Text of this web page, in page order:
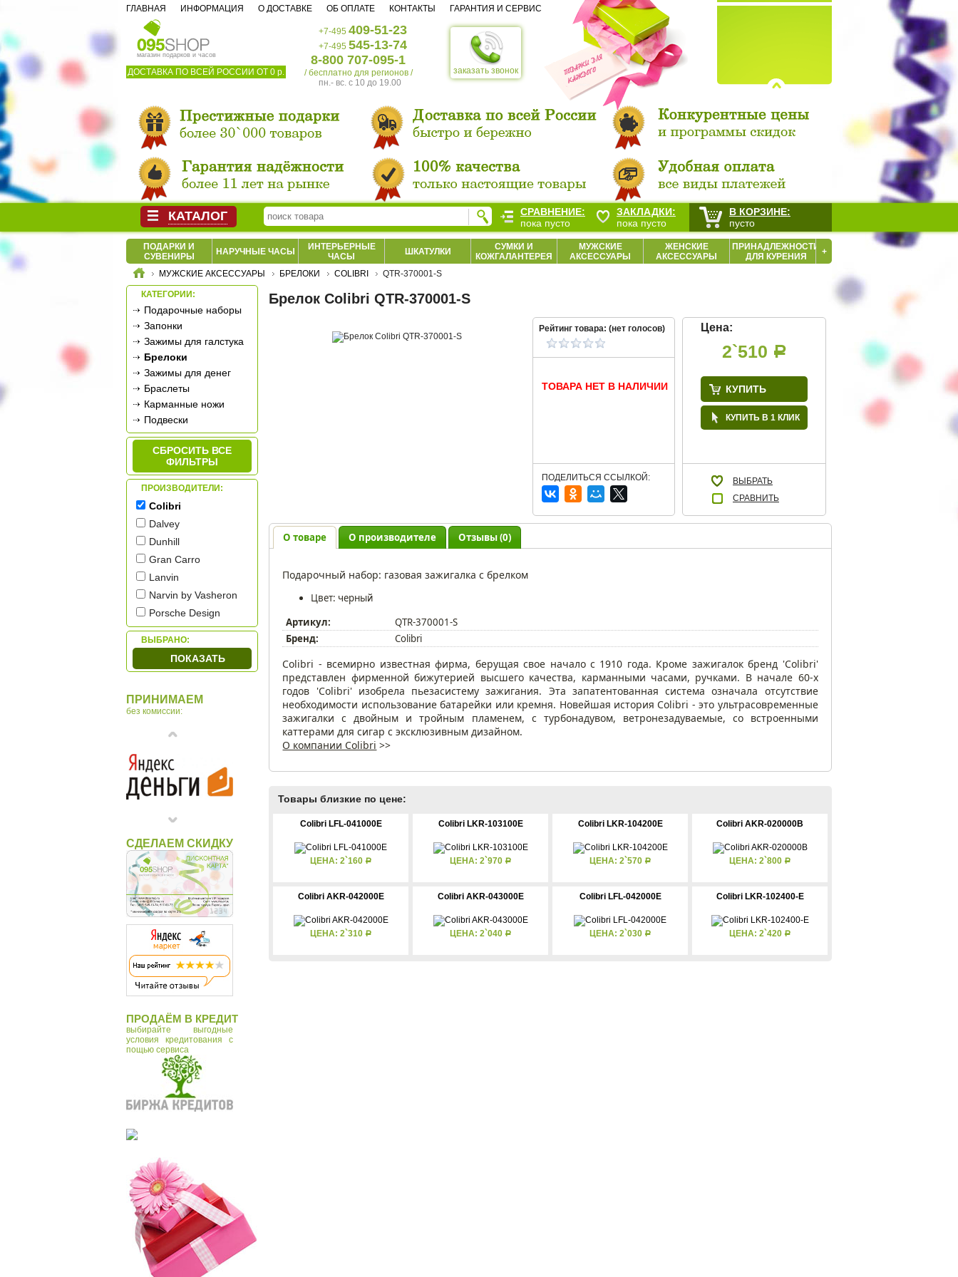
магазин подарков и часов
ДОСТАВКА ПО ВСЕЙ РОССИИ ОТ 0 р. заказать звонок
+7-495 409-51-23
+7-495 545-13-74
8-800 707-095-1
/ бесплатно для регионов /
пн.- вс. c 10 до 19.00
ГЛАВНАЯ ИНФОРМАЦИЯ О ДОСТАВКЕ ОБ ОПЛАТЕ КОНТАКТЫ ГАРАНТИЯ И СЕРВИС
ПОДАРКИ И
СУВЕНИРЫ
НАРУЧНЫЕ ЧАСЫ
ИНТЕРЬЕРНЫЕ
ЧАСЫ
ШКАТУЛКИ
СУМКИ И
КОЖГАЛАНТЕРЕЯ
МУЖСКИЕ
АКСЕССУАРЫ
ЖЕНСКИЕ
АКСЕССУАРЫ
ПРИНАДЛЕЖНОСТИ
ДЛЯ КУРЕНИЯ
+
МУЖСКИЕ АКСЕССУАРЫ БРЕЛОКИ COLIBRI QTR-370001-S
КАТЕГОРИИ:
Подарочные наборы
Запонки
Зажимы для галстука
Брелоки
Зажимы для денег
Браслеты
Карманные ножи
Подвески
Карманные часы
Дорожные часы
Фляжки
Наборы для бритья
Термосы
СБРОСИТЬ ВСЕ
ФИЛЬТРЫ
ПРОИЗВОДИТЕЛИ:
Colibri
Dalvey
Dunhill
Gran Carro
Lanvin
Narvin by Vasheron
Porsche Design
Tonino Lamborghini
ВЫБРАНО:
ПОКАЗАТЬ
ПРИНИМАЕМ
без комиссии:
СДЕЛАЕМ СКИДКУ
ПРОДАЁМ В КРЕДИТ
выбирайте выгодные
условия кредитования с
пощью сервиса
Брелок Colibri QTR-370001-S
Рейтинг товара: (нет голосов)
ТОВАРА НЕТ В НАЛИЧИИ
ПОДЕЛИТЬСЯ ССЫЛКОЙ:
Цена:
2`510 Р
КУПИТЬ
КУПИТЬ В 1 КЛИК
ВЫБРАТЬ
СРАВНИТЬ
О товаре О производителе Отзывы (0)
Подарочный набор: газовая зажигалка с брелком
Цвет: черный
Артикул:
QTR-370001-S
Бренд:
Colibri
Colibri - всемирно известная фирма, берущая свое начало с 1910 года. Кроме зажигалок бренд 'Colibri'
представлен фирменной бижутерией высшего качества, карманными часами, ручками. В начале 60-х
годов 'Colibri' изобрела пьезасистему зажигания. Эта запатентованная система означала отсутствие
необходимости использование батарейки или кремня. Новейшая история Colibri - это ультрасовременные
зажигалки с двойным и тройным пламенем, с турбонадувом, ветронезадуваемые, со встроенными
каттерами для сигар с эксклюзивным дизайном.
О компании Colibri >>
Товары близкие по цене:
Colibri LFL-041000E
ЦЕНА: 2`160 Р
Colibri LKR-103100E
ЦЕНА: 2`970 Р
Colibri LKR-104200E
ЦЕНА: 2`570 Р
Colibri AKR-020000B
ЦЕНА: 2`800 Р
Colibri AKR-042000E
ЦЕНА: 2`310 Р
Colibri AKR-043000E
ЦЕНА: 2`040 Р
Colibri LFL-042000E
ЦЕНА: 2`030 Р
Colibri LKR-102400-E
ЦЕНА: 2`420 Р
КАТАЛОГ
СРАВНЕНИЕ:
пока пусто
ЗАКЛАДКИ:
пока пусто
В КОРЗИНЕ:
пусто